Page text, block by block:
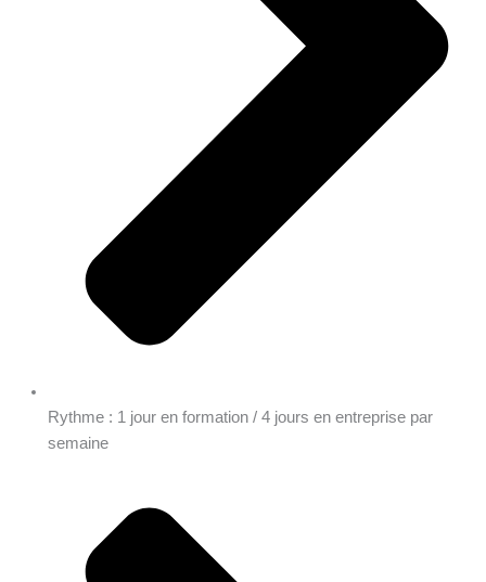
Rythme : 1 jour en formation / 4 jours en entreprise par
semaine